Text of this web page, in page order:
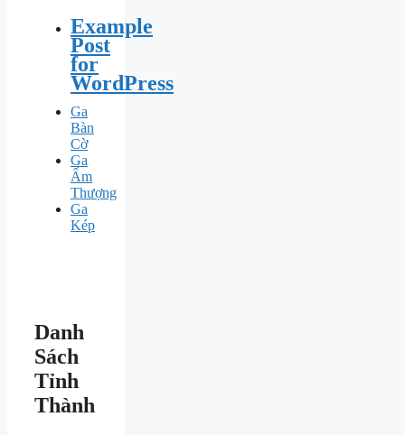
Example
Post
for
WordPress
Ga
Bàn
Cờ
Ga
Ấm
Thượng
Ga
Kép
Danh
Sách
Tỉnh
Thành